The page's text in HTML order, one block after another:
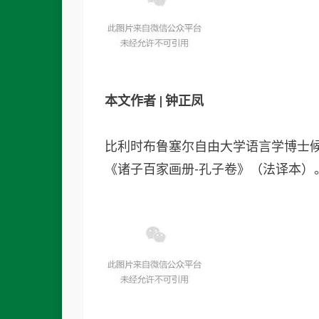
本文作者 | 钟正凤
比利时布鲁塞尔自由大学语言学博士
《诸子百家画册-孔子卷》（法译本）